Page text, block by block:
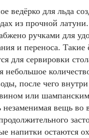
ведёрко для льда
из прочной
ручками для
и переноса. Такие
для сервировки
небольшое
после чего
или
незаменимая вещь во
напитки остаются